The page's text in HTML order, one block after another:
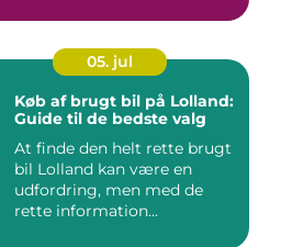
05. jul
Køb af brugt bil på Lolland:
Guide til de bedste valg
At finde den helt rette brugt
bil Lolland kan være en
udfordring, men med de
rette information...